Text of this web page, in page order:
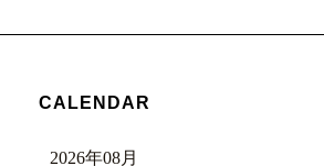
CALENDAR
2026年08月